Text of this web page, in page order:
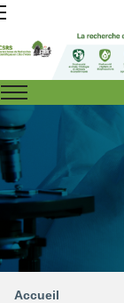
Accueil